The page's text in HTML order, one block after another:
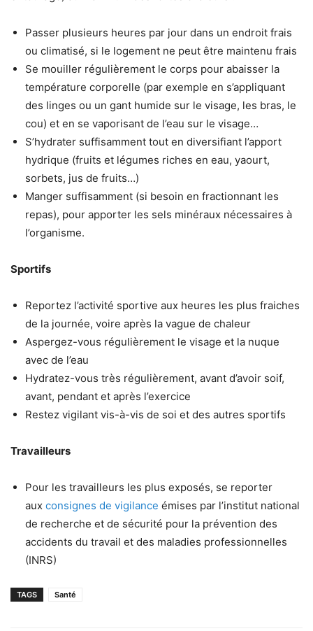
Passer plusieurs heures par jour dans un endroit frais
ou climatisé, si le logement ne peut être maintenu frais
Se mouiller régulièrement le corps pour abaisser la
température corporelle (par exemple en s’appliquant
des linges ou un gant humide sur le visage, les bras, le
cou) et en se vaporisant de l’eau sur le visage…
S’hydrater suffisamment tout en diversifiant l’apport
hydrique (fruits et légumes riches en eau, yaourt,
sorbets, jus de fruits…)
Manger suffisamment (si besoin en fractionnant les
repas), pour apporter les sels minéraux nécessaires à
l’organisme.
Sportifs
Reportez l’activité sportive aux heures les plus fraiches
de la journée, voire après la vague de chaleur
Aspergez-vous régulièrement le visage et la nuque
avec de l’eau
Hydratez-vous très régulièrement, avant d’avoir soif,
avant, pendant et après l’exercice
Restez vigilant vis-à-vis de soi et des autres sportifs
Travailleurs
Pour les travailleurs les plus exposés, se reporter
aux consignes de vigilance émises par l’institut national
de recherche et de sécurité pour la prévention des
accidents du travail et des maladies professionnelles
(INRS)
TAGS Santé